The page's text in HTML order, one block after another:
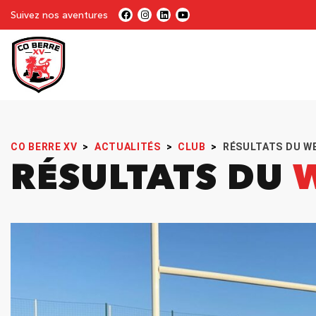
Suivez nos aventures
CO BERRE XV > ACTUALITÉS > CLUB > RÉSULTATS DU
RÉSULTATS DU